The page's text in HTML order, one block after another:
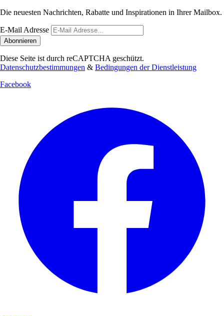
Die neuesten Nachrichten, Rabatte und Inspirationen in Ihrer Mailbox.
E-Mail Adresse
Abonnieren
Diese Seite ist durch reCAPTCHA geschützt.
Datenschutzbestimmungen & Bedingungen der Dienstleistung
Facebook